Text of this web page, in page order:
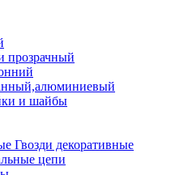
прозрачный
и шайбы
Гвозди декоративные
цепи